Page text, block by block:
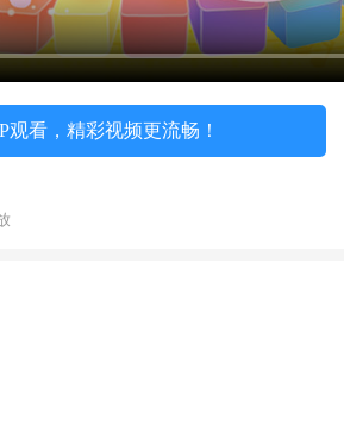
观看，精彩视频更流畅！